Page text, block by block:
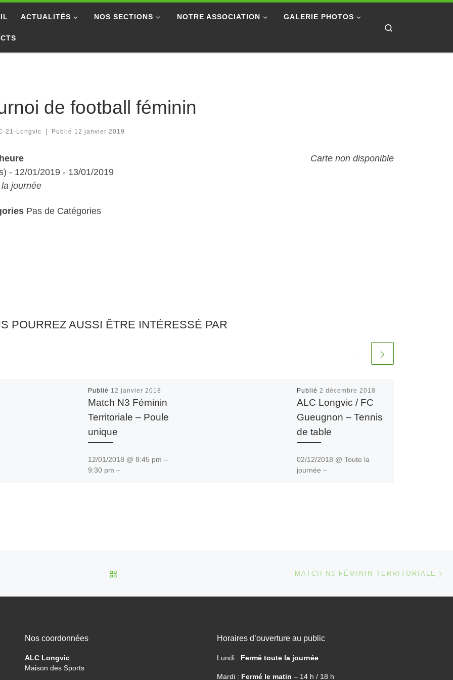
ACTUALITÉS NOS SECTIONS NOTRE ASSOCIATION GALERIE PHOTOS
de football féminin
21-Longvic Publié 12 janvier 2019
Carte non disponible
- 12/01/2019 - 13/01/2019
journée
Pas de Catégories
POURREZ AUSSI ÊTRE INTÉRESSÉ PAR
Publié 12 janvier 2018
Match N3 Féminin
Territoriale – Poule
unique
12/01/2018 @ 8:45 pm –
9:30 pm –
Publié 2 décembre 2018
ALC Longvic / FC
Gueugnon – Tennis
de table
02/12/2018 @ Toute la
journée –
MATCH N3 FÉMININ TERRITORIALE
Nos coordonnées
ALC Longvic
Maison des Sports
Horaires d’ouverture au public
Lundi : Fermé toute la journée
Mardi : Fermé le matin – 14 h / 18 h